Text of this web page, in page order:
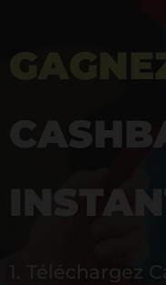
1. Téléchargez